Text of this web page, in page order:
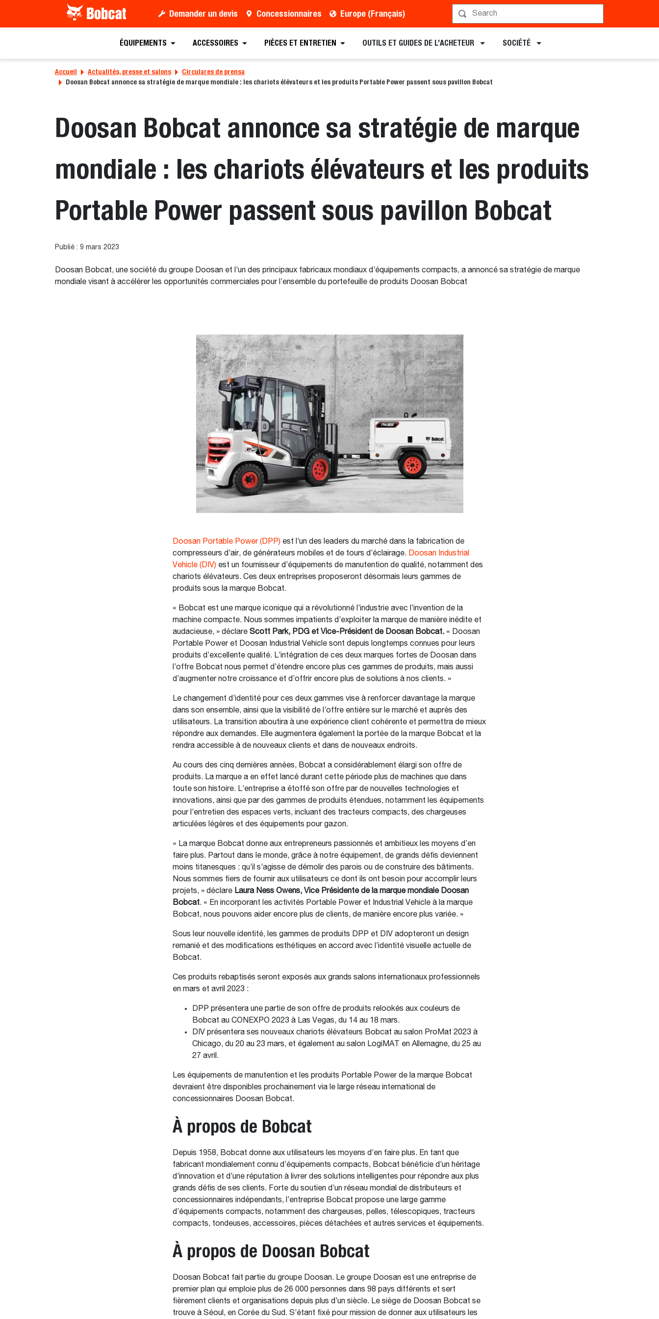
Demander un devis Concessionnaires Europe (Français)
ÉQUIPEMENTS ACCESSOIRES PIÈCES ET ENTRETIEN OUTILS ET GUIDES DE L’ACHETEUR SOCIÉTÉ
Accueil Actualités, presse et salons
Circulares de prensa
Doosan Bobcat annonce sa stratégie de marque mondiale : les chariots élévateurs et les produits Portable Power passent sous pavillon Bobcat
Doosan Bobcat annonce sa stratégie de marque
mondiale : les chariots élévateurs et les produits
Portable Power passent sous pavillon Bobcat
Publié : 9 mars 2023
Doosan Bobcat, une société du groupe Doosan et l’un des principaux fabricaux mondiaux d’équipements compacts, a annoncé sa stratégie de marque
mondiale visant à accélérer les opportunités commerciales pour l’ensemble du portefeuille de produits Doosan Bobcat
Doosan Portable Power (DPP)est l’un des leaders du marché dans la fabrication de
compresseurs d’air, de générateurs mobiles et de tours d’éclairage. Doosan Industrial
Vehicle (DIV)est un fournisseur d’équipements de manutention de qualité, notamment des
chariots élévateurs. Ces deux entreprises proposeront désormais leurs gammes de
produits sous la marque Bobcat.
« Bobcat est une marque iconique qui a révolutionné l’industrie avec l’invention de la
machine compacte. Nous sommes impatients d’exploiter la marque de manière inédite et
audacieuse, » déclareScott Park, PDG et Vice-Président de Doosan Bobcat.« Doosan
Portable Power et Doosan Industrial Vehicle sont depuis longtemps connues pour leurs
produits d’excellente qualité. L’intégration de ces deux marques fortes de Doosan dans
l’offre Bobcat nous permet d’étendre encore plus ces gammes de produits, mais aussi
d’augmenter notre croissance et d’offrir encore plus de solutions à nos clients. »
Le changement d’identité pour ces deux gammes vise à renforcer davantage la marque
dans son ensemble, ainsi que la visibilité de l’offre entière sur le marché et auprès des
utilisateurs. La transition aboutira à une expérience client cohérente et permettra de mieux
répondre aux demandes. Elle augmentera également la portée de la marque Bobcat et la
rendra accessible à de nouveaux clients et dans de nouveaux endroits.
Au cours des cinq dernières années, Bobcat a considérablement élargi son offre de
produits. La marque a en effet lancé durant cette période plus de machines que dans
toute son histoire. L’entreprise a étoffé son offre par de nouvelles technologies et
innovations, ainsi que par des gammes de produits étendues, notamment les équipements
pour l’entretien des espaces verts, incluant des tracteurs compacts, des chargeuses
articulées légères et des équipements pour gazon.
« La marque Bobcat donne aux entrepreneurs passionnés et ambitieux les moyens d’en
faire plus. Partout dans le monde, grâce à notre équipement, de grands défis deviennent
moins titanesques : qu’il s’agisse de démolir des parois ou de construire des bâtiments.
Nous sommes fiers de fournir aux utilisateurs ce dont ils ont besoin pour accomplir leurs
projets, » déclare Laura Ness Owens, Vice Présidente de la marque mondiale Doosan
Bobcat. « En incorporant les activités Portable Power et Industrial Vehicle à la marque
Bobcat, nous pouvons aider encore plus de clients, de manière encore plus variée. »
Sous leur nouvelle identité, les gammes de produits DPP et DIV adopteront un design
remanié et des modifications esthétiques en accord avec l’identité visuelle actuelle de
Bobcat.
Ces produits rebaptisés seront exposés aux grands salons internationaux professionnels
en mars et avril 2023 :
DPP présentera une partie de son offre de produits relookés aux couleurs de
Bobcat au CONEXPO 2023 à Las Vegas, du 14 au 18 mars.
DIV présentera ses nouveaux chariots élévateurs Bobcat au salon ProMat 2023 à
Chicago, du 20 au 23 mars, et également au salon LogiMAT en Allemagne, du 25 au
27 avril.
Les équipements de manutention et les produits Portable Power de la marque Bobcat
devraient être disponibles prochainement via le large réseau international de
concessionnaires Doosan Bobcat.
À propos de Bobcat
Depuis 1958, Bobcat donne aux utilisateurs les moyens d’en faire plus. En tant que
fabricant mondialement connu d’équipements compacts, Bobcat bénéficie d’un héritage
d’innovation et d’une réputation à livrer des solutions intelligentes pour répondre aux plus
grands défis de ses clients. Forte du soutien d’un réseau mondial de distributeurs et
concessionnaires indépendants, l’entreprise Bobcat propose une large gamme
d’équipements compacts, notamment des chargeuses, pelles, télescopiques, tracteurs
compacts, tondeuses, accessoires, pièces détachées et autres services et équipements.
À propos de Doosan Bobcat
Doosan Bobcat fait partie du groupe Doosan. Le groupe Doosan est une entreprise de
premier plan qui emploie plus de 26 000 personnes dans 98 pays différents et sert
fièrement clients et organisations depuis plus d’un siècle. Le siège de Doosan Bobcat se
trouve à Séoul, en Corée du Sud. S’étant fixé pour mission de donner aux utilisateurs les